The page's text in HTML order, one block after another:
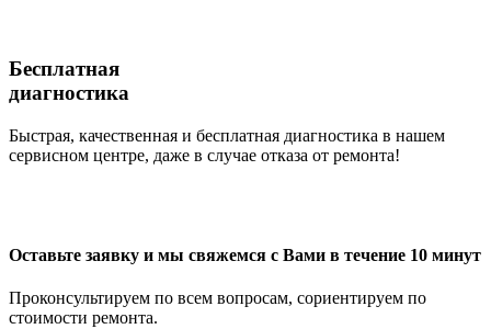
Бесплатная
диагностика
Быстрая, качественная и бесплатная диагностика в нашем
сервисном центре, даже в случае отказа от ремонта!
Оставьте заявку и мы свяжемся с Вами в течение 10 минут
Проконсультируем по всем вопросам, сориентируем по
стоимости ремонта.